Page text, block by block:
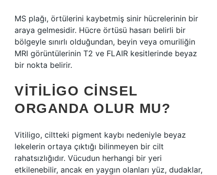
MS plağı, örtülerini kaybetmiş sinir hücrelerinin bir
araya gelmesidir. Hücre örtüsü hasarı belirli bir
bölgeyle sınırlı olduğundan, beyin veya omuriliğin
MRI görüntülerinin T2 ve FLAIR kesitlerinde beyaz
bir nokta belirir.
VITILIGO CINSEL
ORGANDA OLUR MU?
Vitiligo, ciltteki pigment kaybı nedeniyle beyaz
lekelerin ortaya çıktığı bilinmeyen bir cilt
rahatsızlığıdır. Vücudun herhangi bir yeri
etkilenebilir, ancak en yaygın olanları yüz, dudaklar,